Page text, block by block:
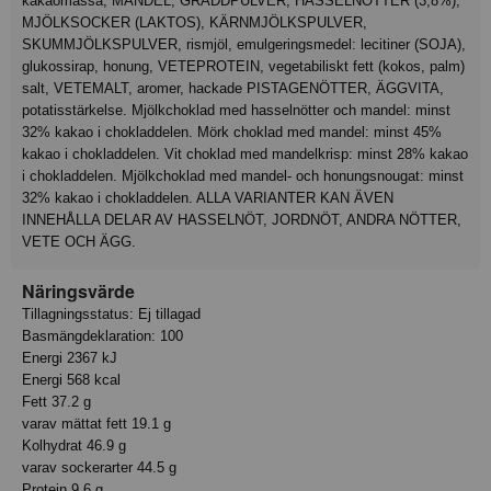
MJÖLKSOCKER (LAKTOS), KÄRNMJÖLKSPULVER,
SKUMMJÖLKSPULVER, rismjöl, emulgeringsmedel: lecitiner (SOJA),
glukossirap, honung, VETEPROTEIN, vegetabiliskt fett (kokos, palm)
salt, VETEMALT, aromer, hackade PISTAGENÖTTER, ÄGGVITA,
potatisstärkelse. Mjölkchoklad med hasselnötter och mandel: minst
32% kakao i chokladdelen. Mörk choklad med mandel: minst 45%
kakao i chokladdelen. Vit choklad med mandelkrisp: minst 28% kakao
i chokladdelen. Mjölkchoklad med mandel- och honungsnougat: minst
32% kakao i chokladdelen. ALLA VARIANTER KAN ÄVEN
INNEHÅLLA DELAR AV HASSELNÖT, JORDNÖT, ANDRA NÖTTER,
VETE OCH ÄGG.
Näringsvärde
Tillagningsstatus: Ej tillagad
Basmängdeklaration: 100
Energi 2367 kJ
Energi 568 kcal
Fett 37.2 g
varav mättat fett 19.1 g
Kolhydrat 46.9 g
varav sockerarter 44.5 g